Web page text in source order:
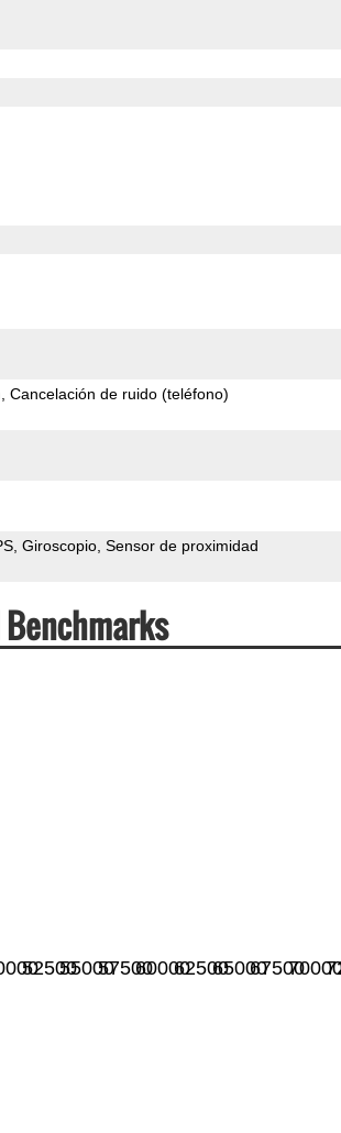
Cancelación de ruido (teléfono)
Giroscopio Sensor de proximidad
52500550005750060000625006500067500